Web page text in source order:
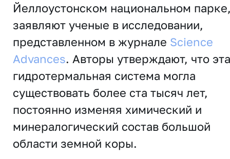
Йеллоустонском национальном
заявляют ученые в исследовании,
представленном в журнале Science
Advances. Авторы утверждают, что эта
гидротермальная система могла
существовать более ста тысяч лет,
постоянно изменяя химический и
минералогический состав большой
области земной коры.